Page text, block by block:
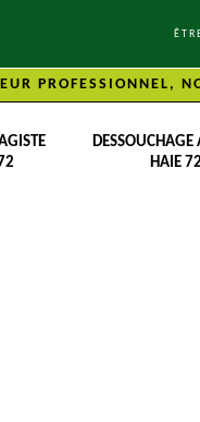
PROFESSIONNEL,
DESSOUCHAGE
HAIE 72